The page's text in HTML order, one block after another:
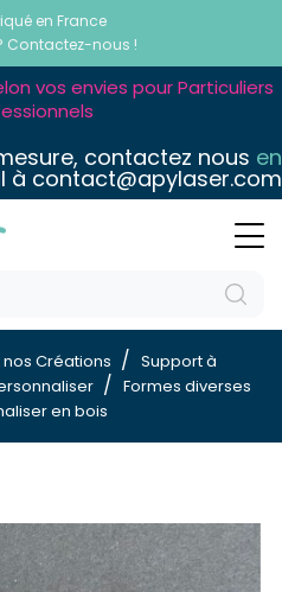
vos envies pour Particuliers
contactez nous en
à contact@apylaser.com
en France
Contactez-nous !
Créations
Support à
Formes diverses
en bois